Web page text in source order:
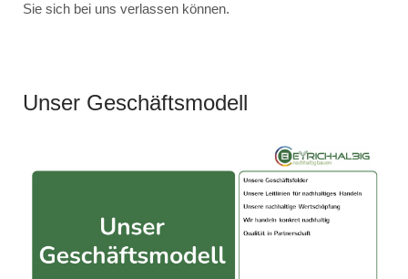
Sie sich bei uns verlassen können.
Unser Geschäftsmodell